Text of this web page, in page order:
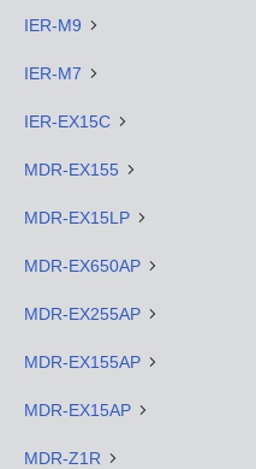
IER-M9
IER-M7
IER-EX15C
MDR-EX155
MDR-EX15LP
MDR-EX650AP
MDR-EX255AP
MDR-EX155AP
MDR-EX15AP
MDR-Z1R